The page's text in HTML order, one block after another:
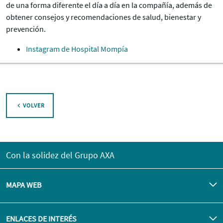
de una forma diferente el día a día en la compañía, además de
obtener consejos y recomendaciones de salud, bienestar y
prevención.
Instagram de Hospital Mompía
VOLVER
Con la solidez del Grupo AXA
MAPA WEB
ENLACES DE INTERÉS